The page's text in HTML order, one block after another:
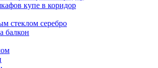
купе в коридор
стеклом серебро
балкон